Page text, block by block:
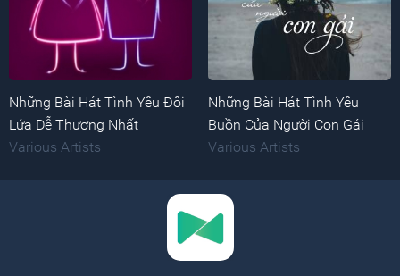
Những Bài Hát Tình Yêu Đôi
Lứa Dễ Thương Nhất
Various Artists
Những Bài Hát Tình Yêu
Buồn Của Người Con Gái
Various Artists